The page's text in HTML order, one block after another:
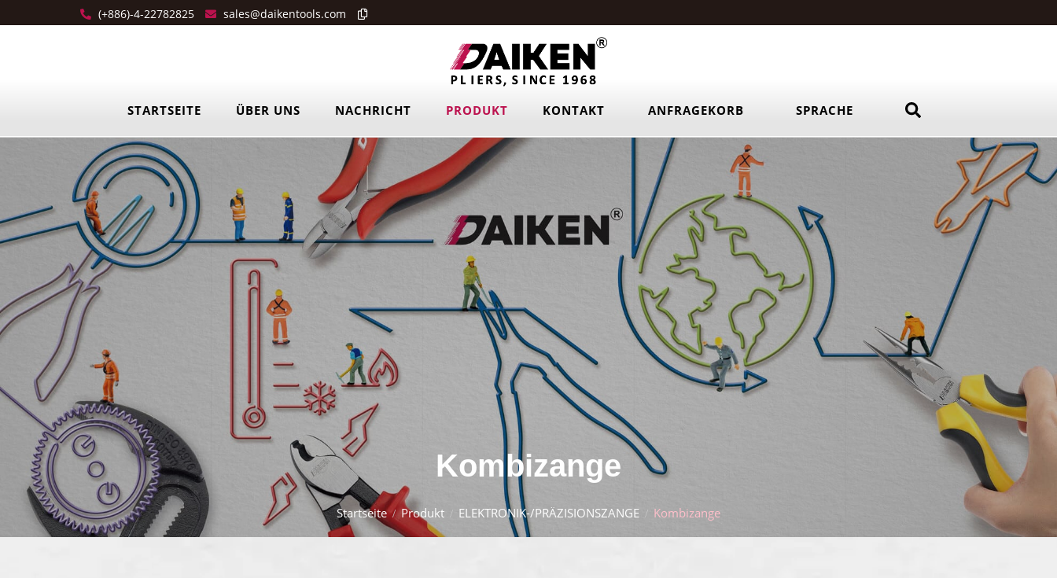
(+886)-4-22782825 sales@daikentools.com
STARTSEITE ÜBER UNS NACHRICHT PRODUKT KONTAKT ANFRAGEKORB SPRACHE
Kombizange
Startseite Produkt ELEKTRONIK-/PRÄZISIONSZANGE Kombizange